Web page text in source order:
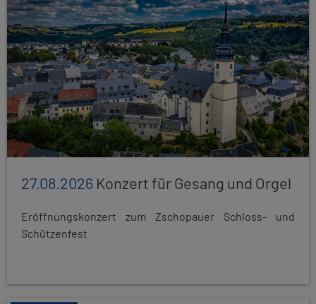
27.08.2026 Konzert für Gesang und Orgel
Eröffnungskonzert zum Zschopauer Schloss- und
Schützenfest